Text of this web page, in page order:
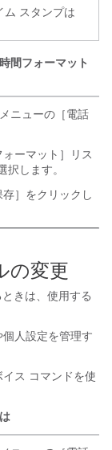
ム スタンプは
間フォーマット
ニューの［電話
ーマット］リス
択します。
］をクリックし
の変更
きは、使用する
人設定を管理す
ス コマンドを使